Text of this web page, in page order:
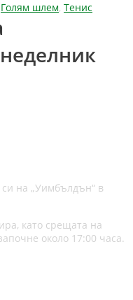
Голям шлем, Тенис
на „Уимбълдън“ в
като срещата на
около 17:00 часа.